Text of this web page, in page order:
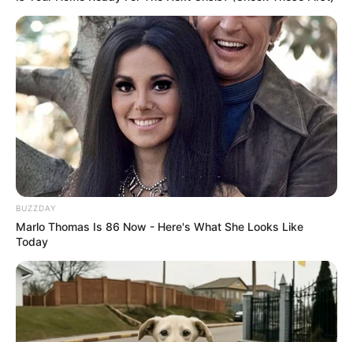
BUZZDAY
Marlo Thomas Is 86 Now - Here's What She Looks Like
Today